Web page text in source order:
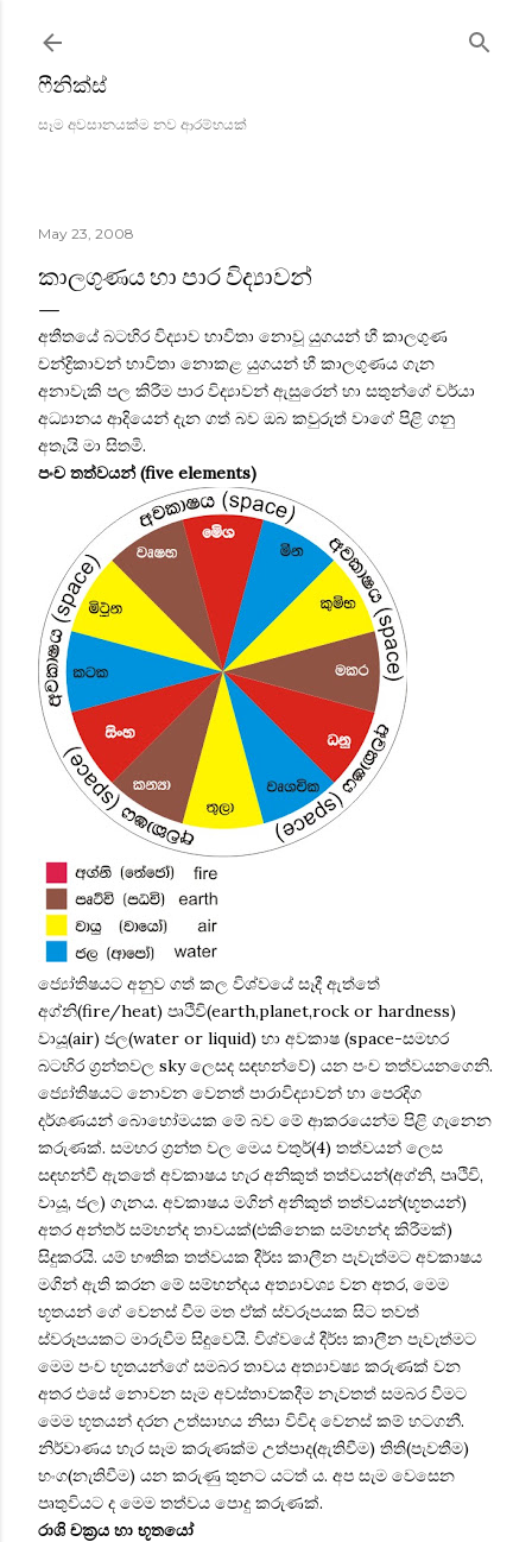
ෆීනික්ස්
සෑම අවසානයක්ම නව ආරම්භයක්
May 23, 2008
කාලගුණය හා පාර විද්‍යාවන්
අතීතයේ බටහිර විද්‍යාව භාවිතා නොවූ යුගයන් හී කාලගුණ
චන්ද්‍රිකාවන් භාවිතා නොකළ යුගයන් හී කාලගුණය ගැන
අනාවැකි පල කිරීම පාර විද්‍යාවන් ඇසුරෙන් හා සතුන්ගේ චර්යා
අධ්‍යානය ආදියෙන් දැන ගත් බව ඔබ කවුරුත් වාගේ පිළි ගනු
අතැයි මා සිතමි.
පංච තත්වය‍න් (five elements)
ජ්‍යෝතිෂයට අනුව ගත් කල විශ්වයේ සෑදී ඇත්තේ
අග්නි(fire/heat) පෘථිවි(earth,planet,rock or hardness)
වායූ(air) ජල(water or liquid) හා අවකාෂ (space-සමහර
බටහිර ග්‍රන්තවල sky ලෙසද සඳහන්වේ) යන පංච තත්වය‍නගෙනි.
ජ්‍යෝතිෂයට නොවන වෙනත් පාරාවිද්‍යාවන් හා පෙරදිග
දර්ශණයන් බොහෝමයක මේ බව මේ ආකරයෙන්ම පිළි‍ ගැනෙන
කරුණක්. සමහර ග්‍රන්ත වල මෙය චතුර්(4) තත්වයන් ලෙස
සඳහන්වී ඇතතේ අවකාෂය හැර අනිකුත් තත්වයන්(අග්නි, පෘථිවි,
වායූ, ජල) ගැනය. අවකාෂය මගින් අනිකුත් තත්වයන්(භූතයන්)
අතර අන්තර් සම්භන්ද තාවයක්(එකිනෙක සම්භන්ද කිරීමක්)
සිදුකරයි. යම් භෟතික තත්වයක දීර්ඝ කාලීන පැවැත්මට අවකාෂය
මගින් ඇති කරන මේ සම්භන්දය අත්‍යාවශ්‍ය වන අතර, මෙම
භූතයන් ගේ වෙනස් වීම මත ඒක් ‍ස්ව‍රූපයක සිට තවත්
ස්‍වරූපයකට මාරුවීම සිදුවෙයි. විශ්වයේ දීර්ඝ කාලීන පැවැත්මට
මෙම පංච භූතයන්ගේ සමබර තාවය අත්‍යාවෂ්‍ය කරුණක් වන
අතර එසේ නොවන සෑම අවස්තාවකදීම නැවතත් සමබර වීමට
මෙම භූතයන් දරන උත්සාහය නිසා විවිද වෙනස් කම් හටගනී.
නිර්වාණය හැර සෑම කරුණක්ම උත්පාද(ඇතිවීම) තිති(පැවතීම)
භංග(නැතිවීම) යන කරුණු තුනට යටත් ය. අප සැම වෙසෙන
පෘතුවියට ද මෙම තත්වය පොදු‍ කරුණක්.
රාශි චක්‍රය හා භූතයෝ